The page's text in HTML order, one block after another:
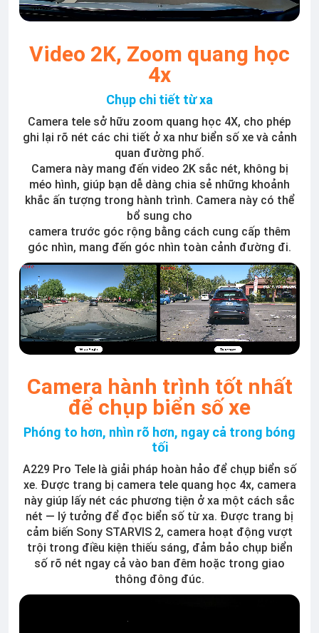
Video 2K, Zoom quang học
4x
Chụp chi tiết từ xa
Camera tele sở hữu zoom quang học 4X, cho phép
ghi lại rõ nét các chi tiết ở xa như biển số xe và cảnh
quan đường phố.
Camera này mang đến video 2K sắc nét, không bị
méo hình, giúp bạn dễ dàng chia sẻ những khoảnh
khắc ấn tượng trong hành trình. Camera này có thể
bổ sung cho
camera trước góc rộng bằng cách cung cấp thêm
góc nhìn, mang đến góc nhìn toàn cảnh đường đi.
Camera hành trình tốt nhất
để chụp biển số xe
Phóng to hơn, nhìn rõ hơn, ngay cả trong bóng
tối
A229 Pro Tele là giải pháp hoàn hảo để chụp biển số
xe. Được trang bị camera tele quang học 4x, camera
này giúp lấy nét các phương tiện ở xa một cách sắc
nét — lý tưởng để đọc biển số từ xa. Được trang bị
cảm biến Sony STARVIS 2, camera hoạt động vượt
trội trong điều kiện thiếu sáng, đảm bảo chụp biển
số rõ nét ngay cả vào ban đêm hoặc trong giao
thông đông đúc.